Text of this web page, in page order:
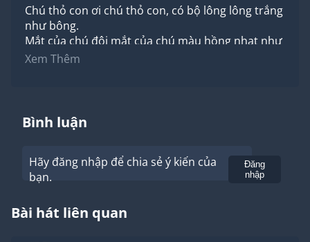
Chú thỏ con ơi chú thỏ con, có bộ lông lông trắng
như bông.
Mắt của chú đôi mắt của chú màu hồng nhạt như
là viên kẹo.
này chú thỏ con.
Xem Thêm
Bình luận
Hãy đăng nhập để chia sẻ ý kiến của
bạn.
Đăng
nhập
Bài hát liên quan